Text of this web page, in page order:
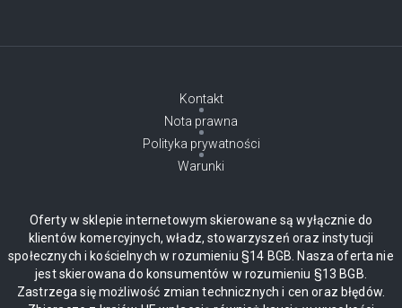
Kontakt
Nota prawna
Polityka prywatności
Warunki
Oferty w sklepie internetowym skierowane są wyłącznie do
klientów komercyjnych, władz, stowarzyszeń oraz instytucji
społecznych i kościelnych w rozumieniu §14 BGB. Nasza oferta nie
jest skierowana do konsumentów w rozumieniu §13 BGB.
Zastrzega się możliwość zmian technicznych i cen oraz błędów.